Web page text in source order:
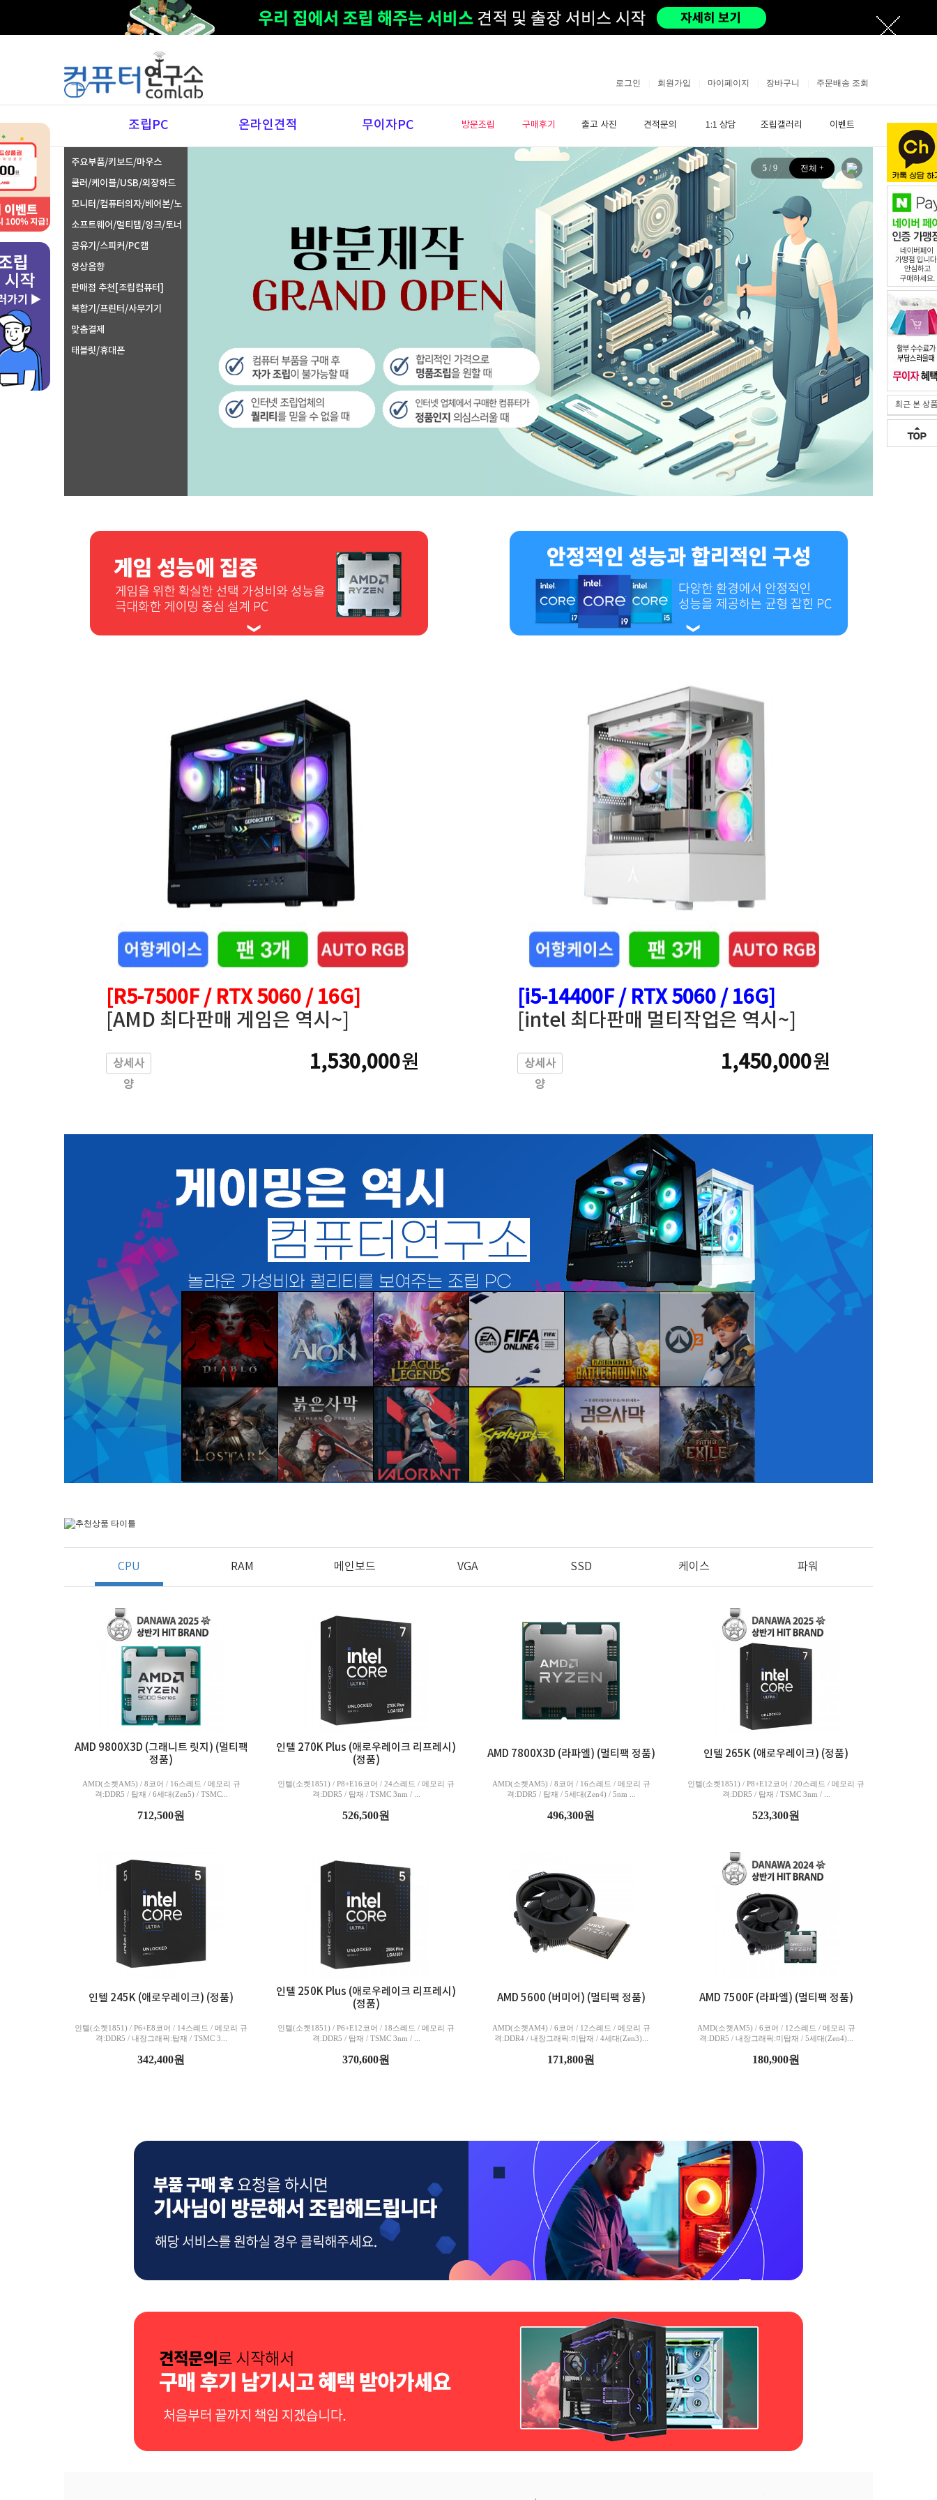
로그인 회원가입 마이페이지 장바구니 주문배송 조회
조립PC 온라인견적 무이자PC 방문조립 구매후기 출고 사진 견적문의 1:1 상담 조립갤러리 이벤트
5 / 9 전체 +
주요부품/키보드/마우스
쿨러/케이블/USB/외장하드
모니터/컴퓨터의자/베어본/노
트북주변기기
소프트웨어/멀티탭/잉크/토너
공유기/스피커/PC캠
영상음향
판매점 추천[조립컴퓨터]
복합기/프린터/사무기기
맞춤결제
태블릿/휴대폰
[R5-7500F / RTX 5060 / 16G]
[AMD 최다판매 게임은 역시~]
상세사
양
1,530,000원
[i5-14400F / RTX 5060 / 16G]
[intel 최다판매 멀티작업은 역시~]
상세사
양
1,450,000원
디아블로 IV
바로가기
아이온 II
바로가기
리그 오브 레전드
바로가기
피파온라인
바로가기
배틀그라운드
바로가기
오버워치 II
바로가기
바로가기
CPU RAM 메인보드 VGA SSD 케이스 파워
AMD 9800X3D (그래니트 릿지) (멀티팩
정품)
AMD(소켓AM5) / 8코어 / 16스레드 / 메모리 규
격:DDR5 / 탑재 / 6세대(Zen5) / TSMC...
712,500원
인텔 270K Plus (애로우레이크 리프레시)
(정품)
인텔(소켓1851) / P8+E16코어 / 24스레드 / 메모리 규
격:DDR5 / 탑재 / TSMC 3nm / ...
526,500원
AMD 7800X3D (라파엘) (멀티팩 정품)
AMD(소켓AM5) / 8코어 / 16스레드 / 메모리 규
격:DDR5 / 탑재 / 5세대(Zen4) / 5nm ...
496,300원
인텔 265K (애로우레이크) (정품)
인텔(소켓1851) / P8+E12코어 / 20스레드 / 메모리 규
격:DDR5 / 탑재 / TSMC 3nm / ...
523,300원
인텔 245K (애로우레이크) (정품)
인텔(소켓1851) / P6+E8코어 / 14스레드 / 메모리 규
격:DDR5 / 내장그래픽:탑재 / TSMC 3...
342,400원
인텔 250K Plus (애로우레이크 리프레시)
(정품)
인텔(소켓1851) / P6+E12코어 / 18스레드 / 메모리 규
격:DDR5 / 탑재 / TSMC 3nm / ...
370,600원
AMD 5600 (버미어) (멀티팩 정품)
AMD(소켓AM4) / 6코어 / 12스레드 / 메모리 규
격:DDR4 / 내장그래픽:미탑재 / 4세대(Zen3)...
171,800원
AMD 7500F (라파엘) (멀티팩 정품)
AMD(소켓AM5) / 6코어 / 12스레드 / 메모리 규
격:DDR5 / 내장그래픽:미탑재 / 5세대(Zen4)...
180,900원
최근 본 상품